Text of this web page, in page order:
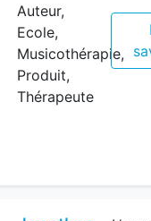
Auteur,
Ecole,
Musicothérapie,
Produit,
Thérapeute